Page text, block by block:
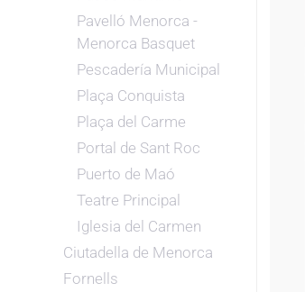
Pavelló Menorca -
Menorca Basquet
Pescadería Municipal
Plaça Conquista
Plaça del Carme
Portal de Sant Roc
Puerto de Maó
Teatre Principal
Iglesia del Carmen
Ciutadella de Menorca
Fornells